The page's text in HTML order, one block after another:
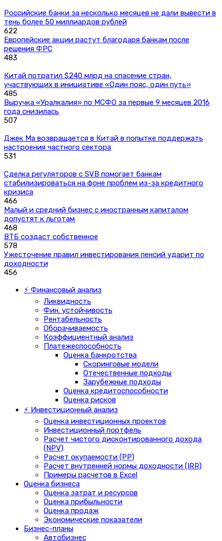
Российские банки за несколько месяцев не дали вывести в
тень более 50 миллиардов рублей
622
Европейские акции растут благодаря банкам после
решения ФРС
483
Китай потратил $240 млрд на спасение стран,
участвующих в инициативе «Один пояс, один путь»
485
Выручка «Уралкалия» по МСФО за первые 9 месяцев 2016
года снизилась
507
Джек Ма возвращается в Китай в попытке поддержать
настроения частного сектора
531
Сделка регуляторов с SVB помогает банкам
стабилизироваться на фоне проблем из-за кредитного
кризиса
466
Малый и средний бизнес с иностранным капиталом
допустят к льготам
468
ВТБ создаст собственное
578
Ужесточение правил инвестирования пенсий ударит по
доходности
456
⚡ Финансовый анализ
Ликвидность
Фин. устойчивость
Рентабельность
Оборачиваемость
Коэффициентный анализ
Платежеспособность
Оценка банкротства
Скоринговые модели
Отечественные подходы
Зарубежные подходы
Оценка кредитоспособности
Оценка рисков
⚡ Инвестиционный анализ
Оценка инвестиционных проектов
Инвестиционный портфель
Расчет чистого дисконтированного дохода
(NPV)
Расчет окупаемости (PP)
Расчет внутренней нормы доходности (IRR)
Примеры расчетов в Excel
Оценка бизнеса
Оценка затрат и ресурсов
Оценка прибыльности
Оценка продаж
Экономические показатели
Бизнес-планы
Автобизнес